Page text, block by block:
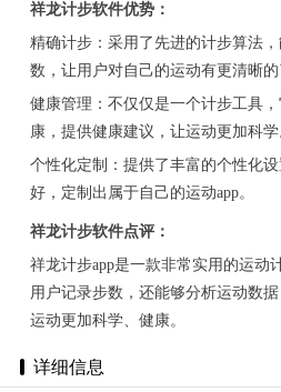
祥龙计步软件优势：
精确计步：采用了先进的计步算法
数，让用户对自己的运动有更清晰的
健康管理：不仅仅是一个计步工具
康，提供健康建议，让运动更加科学
个性化定制：提供了丰富的个性化
好，定制出属于自己的运动app。
祥龙计步软件点评：
祥龙计步app是一款非常实用的运动
用户记录步数，还能够分析运动数
运动更加科学、健康。
详细信息